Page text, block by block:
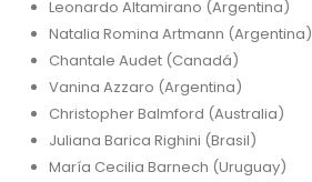
Leonardo Altamirano (Argentina)
Natalia Romina Artmann (Argentina)
Chantale Audet (Canadá)
Vanina Azzaro (Argentina)
Christopher Balmford (Australia)
Juliana Barica Righini (Brasil)
María Cecilia Barnech (Uruguay)